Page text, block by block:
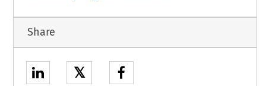
Share
𝕏